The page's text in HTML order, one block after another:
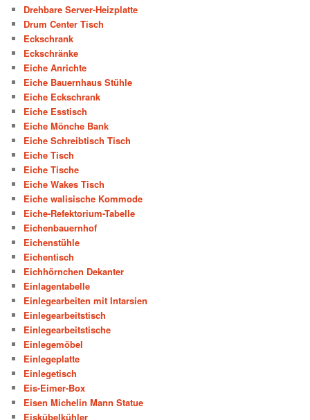
Drehbare Server-Heizplatte
Drum Center Tisch
Eckschrank
Eckschränke
Eiche Anrichte
Eiche Bauernhaus Stühle
Eiche Eckschrank
Eiche Esstisch
Eiche Mönche Bank
Eiche Schreibtisch Tisch
Eiche Tisch
Eiche Tische
Eiche Wakes Tisch
Eiche walisische Kommode
Eiche-Refektorium-Tabelle
Eichenbauernhof
Eichenstühle
Eichentisch
Eichhörnchen Dekanter
Einlagentabelle
Einlegearbeiten mit Intarsien
Einlegearbeitstisch
Einlegearbeitstische
Einlegemöbel
Einlegeplatte
Einlegetisch
Eis-Eimer-Box
Eisen Michelin Mann Statue
Eiskübelkühler